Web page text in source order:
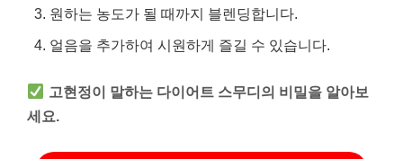
원하는 농도가 될 때까지 블렌딩합니다.
얼음을 추가하여 시원하게 즐길 수 있습니다.
고현정이 말하는 다이어트 스무디의 비밀을 알아보
세요.